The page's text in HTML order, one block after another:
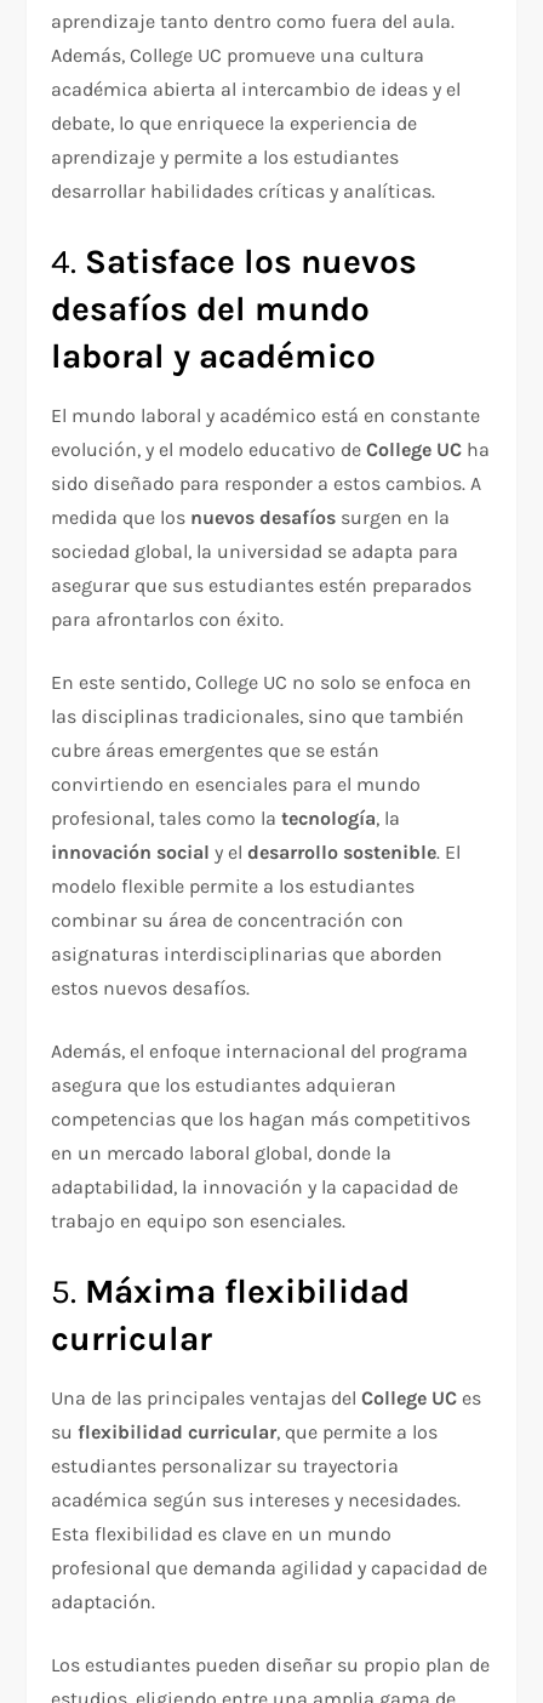
aprendizaje tanto dentro como fuera del aula.
Además, College UC promueve una cultura
académica abierta al intercambio de ideas y el
debate, lo que enriquece la experiencia de
aprendizaje y permite a los estudiantes
desarrollar habilidades críticas y analíticas.
4. Satisface los nuevos
desafíos del mundo
laboral y académico
El mundo laboral y académico está en constante
evolución, y el modelo educativo deCollege UC ha
sido diseñado para responder a estos cambios. A
medida que los nuevos desafíos surgen en la
sociedad global, la universidad se adapta para
asegurar que sus estudiantes estén preparados
para afrontarlos con éxito.
En este sentido, College UC no solo se enfoca en
las disciplinas tradicionales, sino que también
cubre áreas emergentes que se están
convirtiendo en esenciales para el mundo
profesional, tales como latecnología, la
innovación social y eldesarrollo sostenible. El
modelo flexible permite a los estudiantes
combinar su área de concentración con
asignaturas interdisciplinarias que aborden
estos nuevos desafíos.
Además, el enfoque internacional del programa
asegura que los estudiantes adquieran
competencias que los hagan más competitivos
en un mercado laboral global, donde la
adaptabilidad, la innovación y la capacidad de
trabajo en equipo son esenciales.
5. Máxima flexibilidad
curricular
Una de las principales ventajas delCollege UC es
suflexibilidad curricular, que permite a los
estudiantes personalizar su trayectoria
académica según sus intereses y necesidades.
Esta flexibilidad es clave en un mundo
profesional que demanda agilidad y capacidad de
adaptación.
Los estudiantes pueden diseñar su propio plan de
estudios, eligiendo entre una amplia gama de